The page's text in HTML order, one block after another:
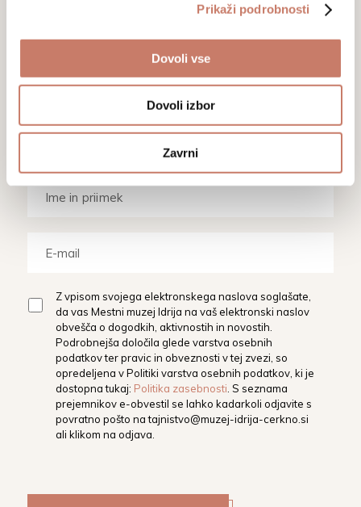
Prikaži podrobnosti
Dovoli vse
Dovoli izbor
Zavrni
razstavam.
Z vpisom svojega elektronskega naslova soglašate,
da vas Mestni muzej Idrija na vaš elektronski naslov
obvešča o dogodkih, aktivnostih in novostih.
Podrobnejša določila glede varstva osebnih
podatkov ter pravic in obveznosti v tej zvezi, so
opredeljena v Politiki varstva osebnih podatkov, ki je
dostopna tukaj: Politika zasebnosti . S seznama
prejemnikov e-obvestil se lahko kadarkoli odjavite s
povratno pošto natajnistvo@muzej-idrija-cerkno.si
ali klikom na odjava.